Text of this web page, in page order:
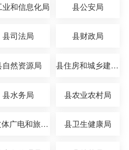
业和信息化局 县公安局
县司法局 县财政局
自然资源局 县住房和城乡建设局
县水务局 县农业农村局
县文体广电和旅游局 县卫生健康局